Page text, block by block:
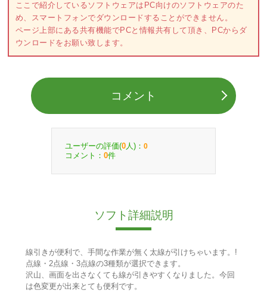
ここで紹介しているソフトウェアはPC向けのソフトウェアのた
め、スマートフォンでダウンロードすることができません。
ページ上部にある共有機能でPCと情報共有して頂き、PCからダ
ウンロードをお願い致します。
コメント
ユーザーの評価(0 人)： 0
コメント： 0件
ソフト詳細説明
線引きが便利で、手間な作業が無く太線が引けちゃいます。!
点線・2点線・3点線の3種類が選択できます。
沢山、画面を出さなくても線が引きやすくなりました。今回
は色変更が出来とても便利です。